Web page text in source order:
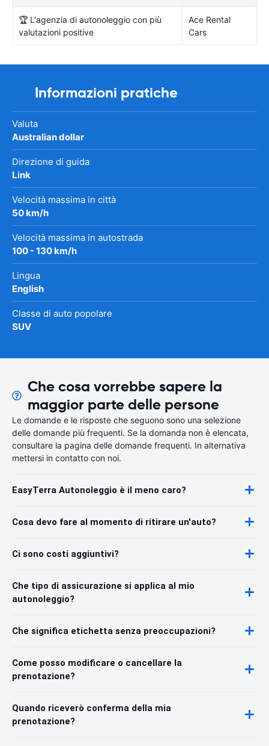
🏆 L'agenzia di autonoleggio con più
valutazioni positive
Ace Rental
Cars
Informazioni pratiche
Valuta
Australian dollar
Direzione di guida
Link
Velocità massima in città
50 km/h
Velocità massima in autostrada
100 - 130 km/h
Lingua
English
Classe di auto popolare
SUV
Che cosa vorrebbe sapere la
maggior parte delle persone
Le domande e le risposte che seguono sono una selezione
delle domande più frequenti. Se la domanda non è elencata,
consultare la pagina delle domande frequenti. In alternativa
mettersi in contatto con noi.
EasyTerra Autonoleggio è il meno caro?
Cosa devo fare al momento di ritirare un'auto?
Ci sono costi aggiuntivi?
Che tipo di assicurazione si applica al mio
autonoleggio?
Che significa etichetta senza preoccupazioni?
Come posso modificare o cancellare la
prenotazione?
Quando riceverò conferma della mia
prenotazione?